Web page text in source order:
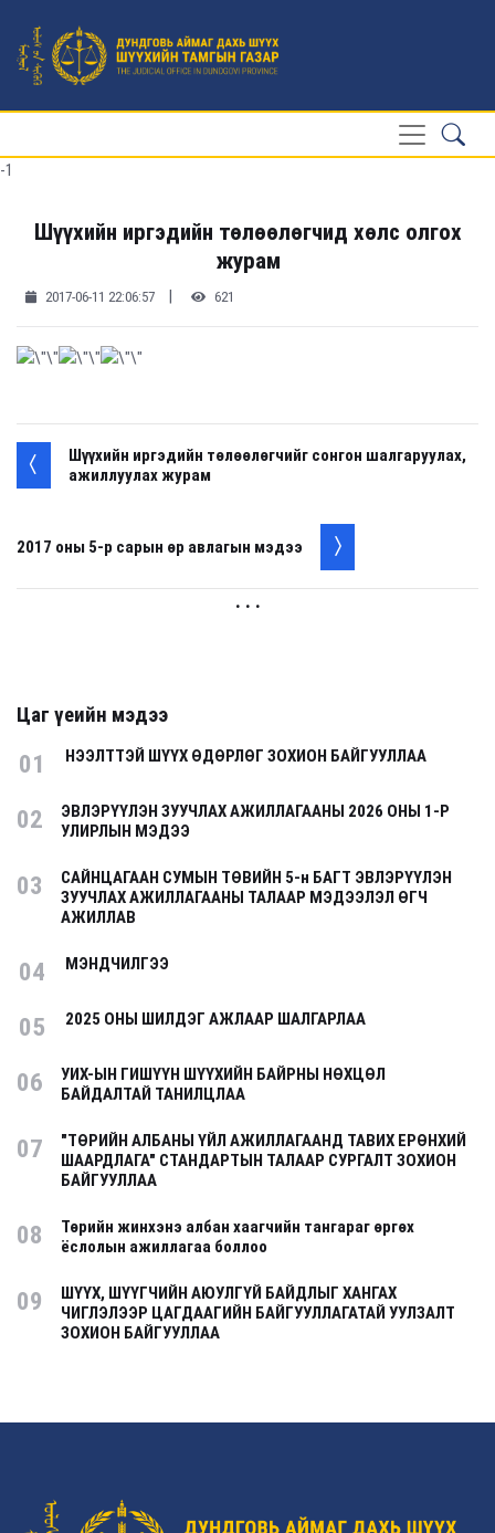
-1
Шүүхийн иргэдийн төлөөлөгчид хөлс олгох
журам
2017-06-11 22:06:57 | 621
Шүүхийн иргэдийн төлөөлөгчийг сонгон шалгаруулах,
ажиллуулах журам
2017 оны 5-р сарын өр авлагын мэдээ
. . .
Цаг үеийн мэдээ
01 НЭЭЛТТЭЙ ШҮҮХ ӨДӨРЛӨГ ЗОХИОН БАЙГУУЛЛАА
02
ЭВЛЭРҮҮЛЭН ЗУУЧЛАХ АЖИЛЛАГААНЫ 2026 ОНЫ 1-Р
УЛИРЛЫН МЭДЭЭ
03
САЙНЦАГААН СУМЫН ТӨВИЙН 5-н БАГТ ЭВЛЭРҮҮЛЭН
ЗУУЧЛАХ АЖИЛЛАГААНЫ ТАЛААР МЭДЭЭЛЭЛ ӨГЧ
АЖИЛЛАВ
04 МЭНДЧИЛГЭЭ
05 2025 ОНЫ ШИЛДЭГ АЖЛААР ШАЛГАРЛАА
06
УИХ-ЫН ГИШҮҮН ШҮҮХИЙН БАЙРНЫ НӨХЦӨЛ
БАЙДАЛТАЙ ТАНИЛЦЛАА
07
"ТӨРИЙН АЛБАНЫ ҮЙЛ АЖИЛЛАГААНД ТАВИХ ЕРӨНХИЙ
ШААРДЛАГА" СТАНДАРТЫН ТАЛААР СУРГАЛТ ЗОХИОН
БАЙГУУЛЛАА
08
Төрийн жинхэнэ албан хаагчийн тангараг өргөх
ёслолын ажиллагаа боллоо
09
ШҮҮХ, ШҮҮГЧИЙН АЮУЛГҮЙ БАЙДЛЫГ ХАНГАХ
ЧИГЛЭЛЭЭР ЦАГДААГИЙН БАЙГУУЛЛАГАТАЙ УУЛЗАЛТ
ЗОХИОН БАЙГУУЛЛАА